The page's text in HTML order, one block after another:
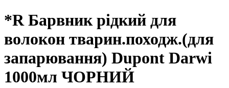
*R Барвник рідкий для
волокон тварин.походж.(для
запарювання) Dupont Darwi
1000мл ЧОРНИЙ